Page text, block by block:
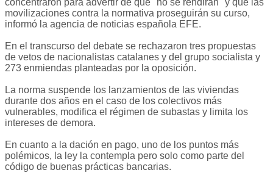
concentraron para advertir de que "no se rendirán" y que las
movilizaciones contra la normativa proseguirán su curso,
informó la agencia de noticias española EFE.
En el transcurso del debate se rechazaron tres propuestas
de vetos de nacionalistas catalanes y del grupo socialista y
273 enmiendas planteadas por la oposición.
La norma suspende los lanzamientos de las viviendas
durante dos años en el caso de los colectivos más
vulnerables, modifica el régimen de subastas y limita los
intereses de demora.
En cuanto a la dación en pago, uno de los puntos más
polémicos, la ley la contempla pero solo como parte del
código de buenas prácticas bancarias.